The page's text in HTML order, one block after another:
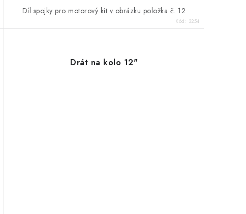
Díl spojky pro motorový kit v obrázku položka č. 12
Kód: 3254
Drát na kolo 12"